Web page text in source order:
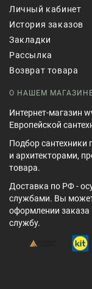
Личный кабинет
История заказов
Закладки
Рассылка
Возврат товара
О НАШЕМ
Интернет-магазин
Европейской
Подбор сантехники
и архитекторами,
товара.
Доставка по РФ -
службами. Вы
оформлении заказа
службу.